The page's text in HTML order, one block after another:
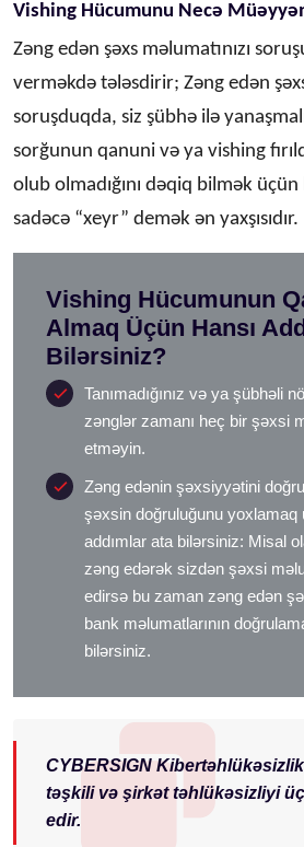
Vishing Hücumunu Necə
Zəng edən şəxs məlumatınızı
verməkdə tələsdirir; Zəng edən
soruşduqda, siz şübhə ilə
sorğunun qanuni və ya vishing
olub olmadığını dəqiq bilmək
sadəcə “xeyr” demək ən yaxşısıdır.
Vishing Hücumunun
Almaq Üçün Hansı
Bilərsiniz?
Tanımadığınız və ya şübhəli
zənglər zamanı heç bir şəxsi
etməyin.
Zəng edənin şəxsiyyətini
şəxsin doğruluğunu yoxlamaq
addımlar ata bilərsiniz: Misal
zəng edərək sizdən şəxsi
edirsə bu zaman zəng edən
bank məlumatlarının
bilərsiniz.
CYBERSIGN
təşkili və şirkət təhlükəsizliyi
edir.